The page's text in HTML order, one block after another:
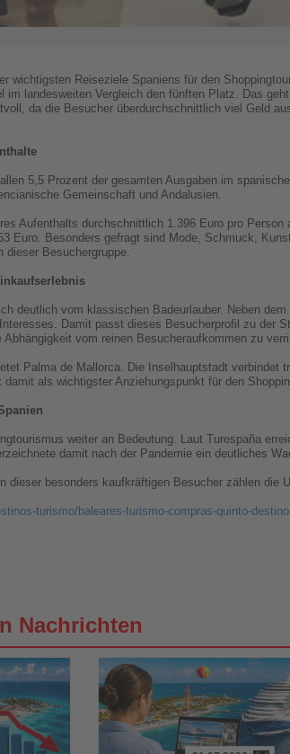
wichtigsten Reiseziele Spaniens für den
im landesweiten Vergleich den fünften Platz. Das
da die Besucher überdurchschnittlich viel Geld
5,5 Prozent der gesamten Ausgaben im
Gemeinschaft und Andalusien.
Aufenthalts durchschnittlich 1.396 Euro pro
Euro. Besonders gefragt sind Mode, Schmuck,
dieser Besuchergruppe.
deutlich vom klassischen Badeurlauber. Neben
Damit passt dieses Besucherprofil zu der
vom reinen Besucheraufkommen zu
Palma de Mallorca. Die Inselhauptstadt verbindet
als wichtigster Anziehungspunkt für den
weiter an Bedeutung. Laut Turespaña
damit nach der Pandemie ein deutliches
dieser besonders kaufkräftigen Besucher zählen die
turismo/baleares-turismo-compras-quinto-
Nachrichten